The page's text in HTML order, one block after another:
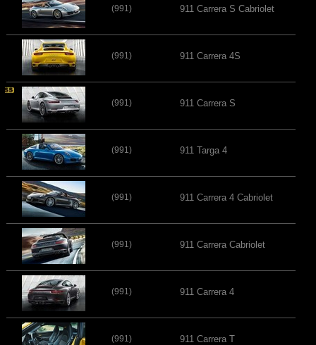
(991) 911 Carrera S Cabriolet
(991) 911 Carrera 4S
(991) 911 Carrera S
(991) 911 Targa 4
(991) 911 Carrera 4 Cabriolet
(991) 911 Carrera Cabriolet
(991) 911 Carrera 4
(991) 911 Carrera T